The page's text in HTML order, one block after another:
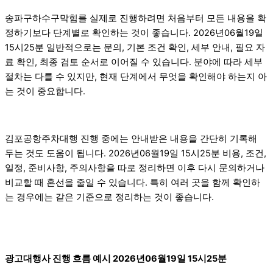
송파구하수구막힘를 실제로 진행하려면 처음부터 모든 내용을 확
정하기보다 단계별로 확인하는 것이 좋습니다. 2026년06월19일
15시25분 일반적으로는 문의, 기본 조건 확인, 세부 안내, 필요 자
료 확인, 최종 검토 순서로 이어질 수 있습니다. 분야에 따라 세부
절차는 다를 수 있지만, 현재 단계에서 무엇을 확인해야 하는지 아
는 것이 중요합니다.
김포공항주차대행 진행 중에는 안내받은 내용을 간단히 기록해
두는 것도 도움이 됩니다. 2026년06월19일 15시25분 비용, 조건,
일정, 준비사항, 주의사항을 따로 정리하면 이후 다시 문의하거나
비교할 때 혼선을 줄일 수 있습니다. 특히 여러 곳을 함께 확인하
는 경우에는 같은 기준으로 정리하는 것이 좋습니다.
광고대행사 진행 흐름 예시 2026년06월19일 15시25분